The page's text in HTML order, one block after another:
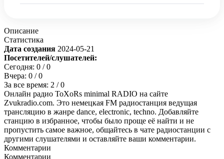
Описание
Статистика
Дата создания 2024-05-21
Посетителей/слушателей:
Сегодня: 0 / 0
Вчера: 0 / 0
За все время: 2 / 0
Онлайн радио ToXoRs minimal RADIO на сайте
Zvukradio.com. Это немецкая FM радиостанция ведущая
трансляцию в жанре dance, electronic, techno. Добавляйте
станцию в избранное, чтобы было проще её найти и не
пропустить самое важное, общайтесь в чате радиостанции с
другими слушателями и оставляйте ваши комментарии.
Комментарии
Комментарии